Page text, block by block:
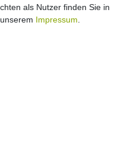
Widerrufs­recht
Deutschlands. Lieferzeiten und
Inseln entnehmen Sie bitte
Bei Infrarotkabinen
als Nutzer finden Sie in
Impressum